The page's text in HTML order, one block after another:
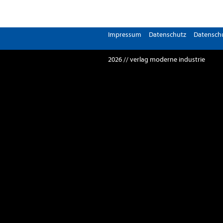
Impressum Datenschutz
2026 // verlag moderne industrie